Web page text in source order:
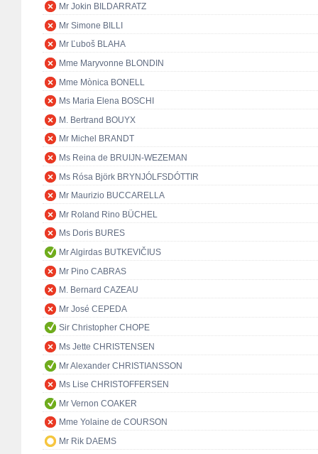
Mr Jokin BILDARRATZ
Mr Simone BILLI
Mr Ľuboš BLAHA
Mme Maryvonne BLONDIN
Mme Mònica BONELL
Ms Maria Elena BOSCHI
M. Bertrand BOUYX
Mr Michel BRANDT
Ms Reina de BRUIJN-WEZEMAN
Ms Rósa Björk BRYNJÓLFSDÓTTIR
Mr Maurizio BUCCARELLA
Mr Roland Rino BÜCHEL
Ms Doris BURES
Mr Algirdas BUTKEVIČIUS
Mr Pino CABRAS
M. Bernard CAZEAU
Mr José CEPEDA
Sir Christopher CHOPE
Ms Jette CHRISTENSEN
Mr Alexander CHRISTIANSSON
Ms Lise CHRISTOFFERSEN
Mr Vernon COAKER
Mme Yolaine de COURSON
Mr Rik DAEMS